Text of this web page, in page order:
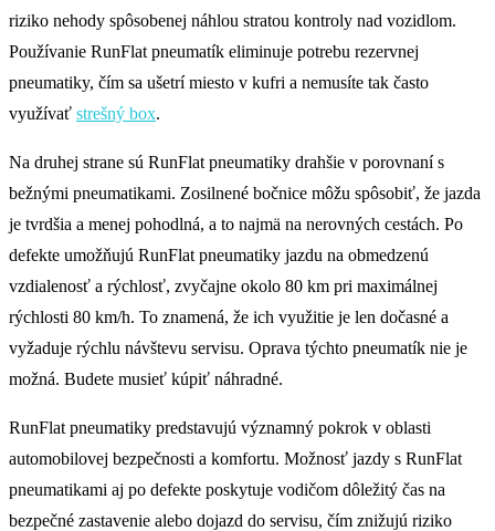
riziko nehody spôsobenej náhlou stratou kontroly nad vozidlom.
Používanie RunFlat pneumatík eliminuje potrebu rezervnej
pneumatiky, čím sa ušetrí miesto v kufri a nemusíte tak často
využívať strešný box.
Na druhej strane sú RunFlat pneumatiky drahšie v porovnaní s
bežnými pneumatikami. Zosilnené bočnice môžu spôsobiť, že jazda
je tvrdšia a menej pohodlná, a to najmä na nerovných cestách. Po
defekte umožňujú RunFlat pneumatiky jazdu na obmedzenú
vzdialenosť a rýchlosť, zvyčajne okolo 80 km pri maximálnej
rýchlosti 80 km/h. To znamená, že ich využitie je len dočasné a
vyžaduje rýchlu návštevu servisu. Oprava týchto pneumatík nie je
možná. Budete musieť kúpiť náhradné.
RunFlat pneumatiky predstavujú významný pokrok v oblasti
automobilovej bezpečnosti a komfortu. Možnosť jazdy s RunFlat
pneumatikami aj po defekte poskytuje vodičom dôležitý čas na
bezpečné zastavenie alebo dojazd do servisu, čím znižujú riziko